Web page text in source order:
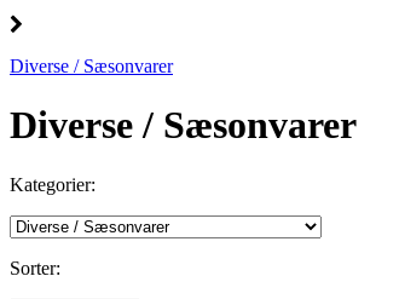
Diverse / Sæsonvarer
Diverse / Sæsonvarer
Kategorier:
Sorter: